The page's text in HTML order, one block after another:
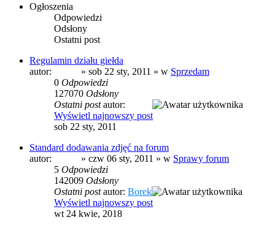
Ogłoszenia
Odpowiedzi
Odsłony
Ostatni post
Regulamin działu giełda
autor:
» sob 22 sty, 2011 » w Sprzedam
0 Odpowiedzi
127070 Odsłony
Ostatni postautor:
Wyświetl najnowszy post
sob 22 sty, 2011
Standard dodawania zdjęć na forum
autor:
» czw 06 sty, 2011 » w Sprawy forum
5 Odpowiedzi
142009 Odsłony
Ostatni postautor: Borek
Wyświetl najnowszy post
wt 24 kwie, 2018